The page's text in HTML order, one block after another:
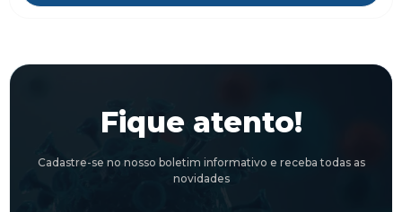
Fique atento!
Cadastre-se no nosso boletim informativo e receba todas as
novidades